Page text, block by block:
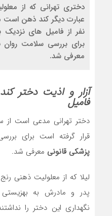
دختری تهرانی که از
عبارت دیگر کند ذهن
نفر از فامیل های
برای بررسی سلامت
معرفی شد.
فامیل
قرار گرفته است برای
پزشکی قانونی معرفی شد.
لیلا که از معلولیت ذهنی
پدر و مادرش به
نگهداری این دختر را